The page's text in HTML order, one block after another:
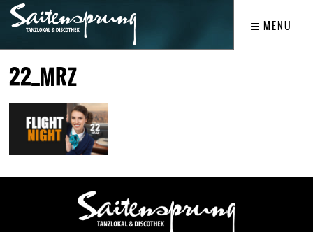
MENU
22_MRZ